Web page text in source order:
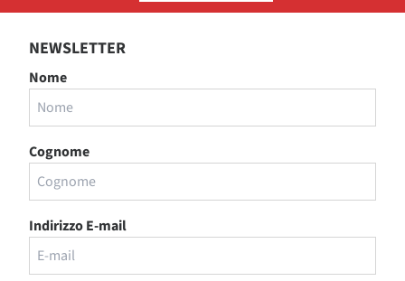
NEWSLETTER
Nome
Cognome
Indirizzo E-mail